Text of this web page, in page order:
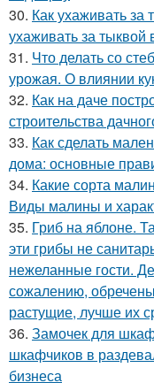
30. Как ухаживать
ухаживать за тыквой
31. Что делать со
урожая. О влиянии
32. Как на даче
строительства
33. Как сделать
дома: основные
34. Какие сорта
Виды малины и
35. Гриб на яблоне.
эти грибы не
нежеланные гости.
сожалению,
растущие, лучше их
36. Замочек для
шкафчиков в
бизнеса